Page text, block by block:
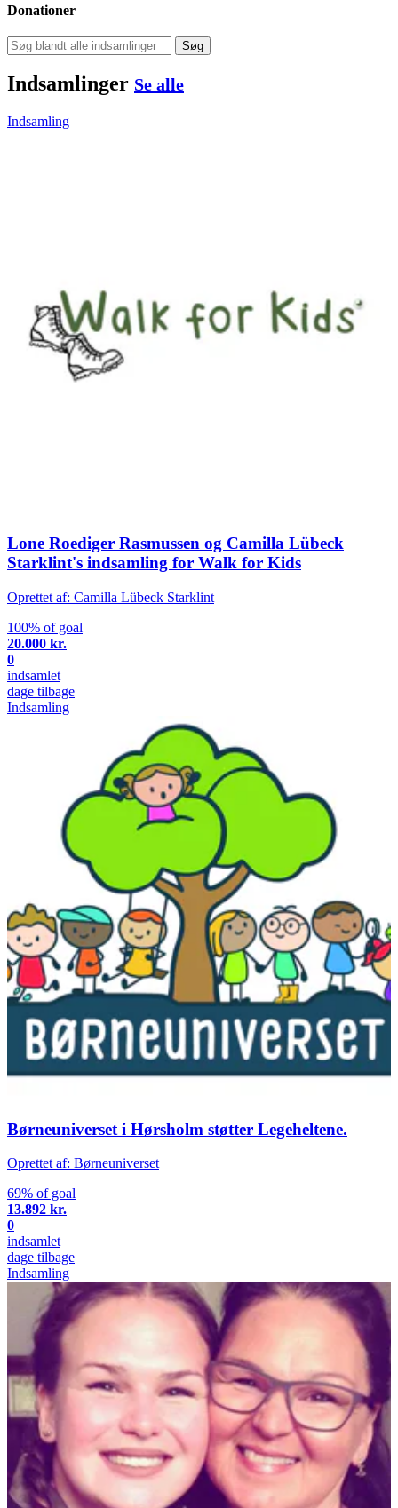
Donationer
Søg
Indsamlinger Se alle
Indsamling
Lone Roediger Rasmussen og Camilla Lübeck
Starklint's indsamling for Walk for Kids
Oprettet af: Camilla Lübeck Starklint
100% of goal
20.000 kr.
0
indsamlet
dage tilbage
Indsamling
Børneuniverset i Hørsholm støtter Legeheltene.
Oprettet af: Børneuniverset
69% of goal
13.892 kr.
0
indsamlet
dage tilbage
Indsamling